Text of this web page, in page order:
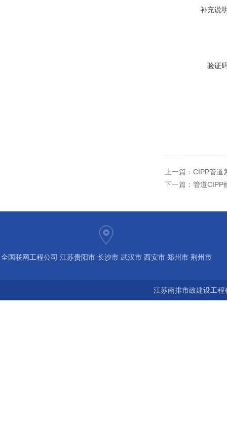
补充说
验证
上一篇： CIPP管道
下一篇： 管道CIPP
全国联网工程公司 江苏贵阳市 长沙市 武汉市 西安市 郑州市 荆州市
江苏南排市政建设工